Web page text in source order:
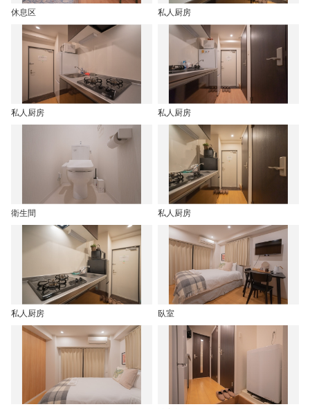
休息区 私人厨房
私人厨房 私人厨房
衛生間 私人厨房
私人厨房 臥室